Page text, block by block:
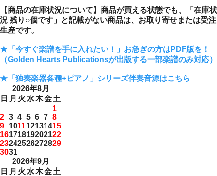
【商品の在庫状況について】商品が買える状態でも、「在庫状
況 残り○個です」と記載がない商品は、お取り寄せまたは受注
生産です。
★「今すぐ楽譜を手に入れたい！」お急ぎの方はPDF版を！
（Golden Hearts Publicationsが出版する一部楽譜のみ対応）
★「独奏楽器各種+ピアノ」シリーズ伴奏音源はこちら
2026年8月
日 月 火 水木金土
1
2 3 4 5 6 7 8
9 101112131415
16171819202122
23242526272829
3031
2026年9月
日 月 火 水木金土